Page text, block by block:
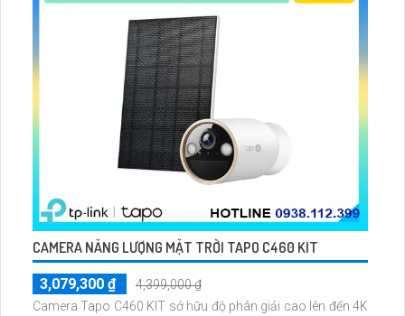
CAMERA NĂNG LƯỢNG MẶT TRỜI TAPO C460 KIT
3,079,300 ₫
4,399,000 ₫
Camera Tapo C460 KIT sở hữu độ phân giải cao lên đến 4K